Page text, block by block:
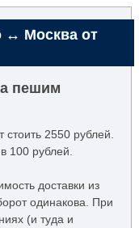
↔ Москва от
пешим
2550 рублей.
100 рублей.
доставки из
одинакова. При
(и туда и